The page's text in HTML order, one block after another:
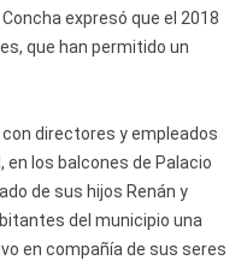
expresó que el 2018
que han permitido un
directores y empleados
en los balcones de Palacio
de sus hijos Renán y
del municipio una
en compañía de sus seres